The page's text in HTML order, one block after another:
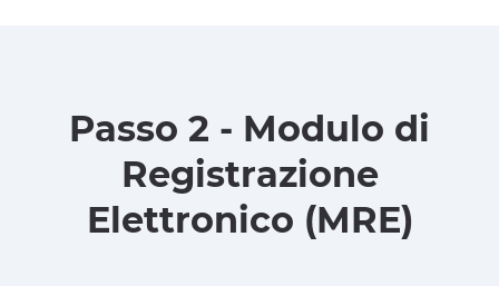
Passo 2 - Modulo di
Registrazione
Elettronico (MRE)